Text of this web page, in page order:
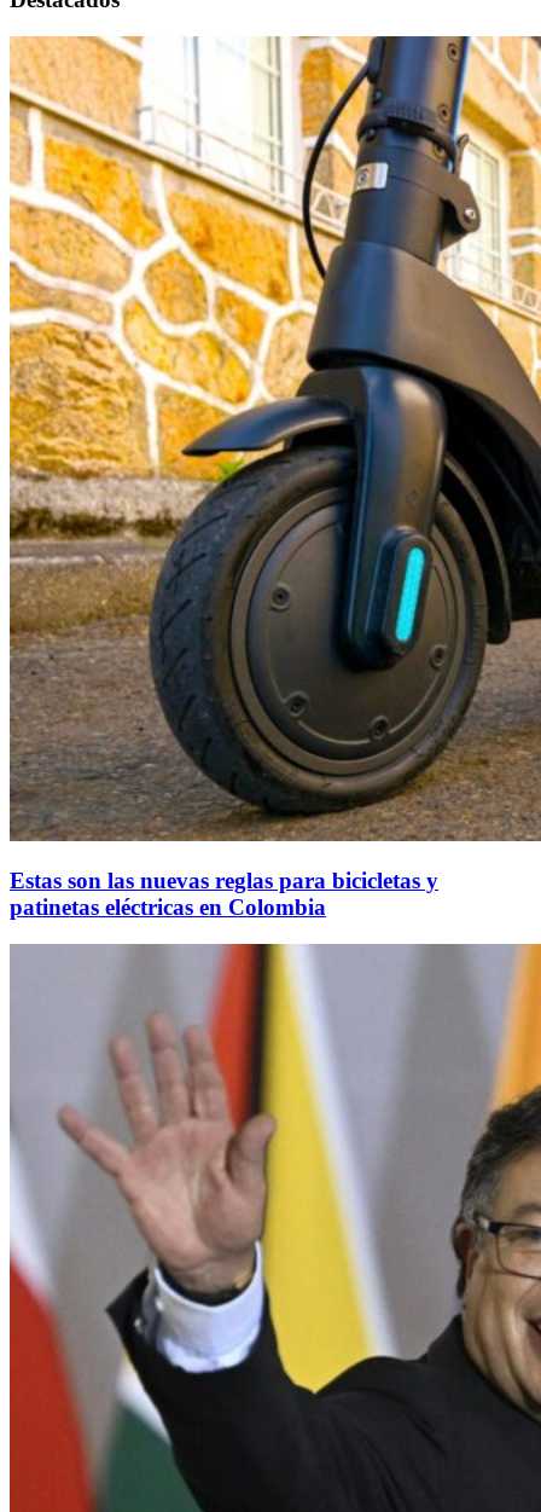
Estas son las nuevas reglas para bicicletas y
patinetas eléctricas en Colombia